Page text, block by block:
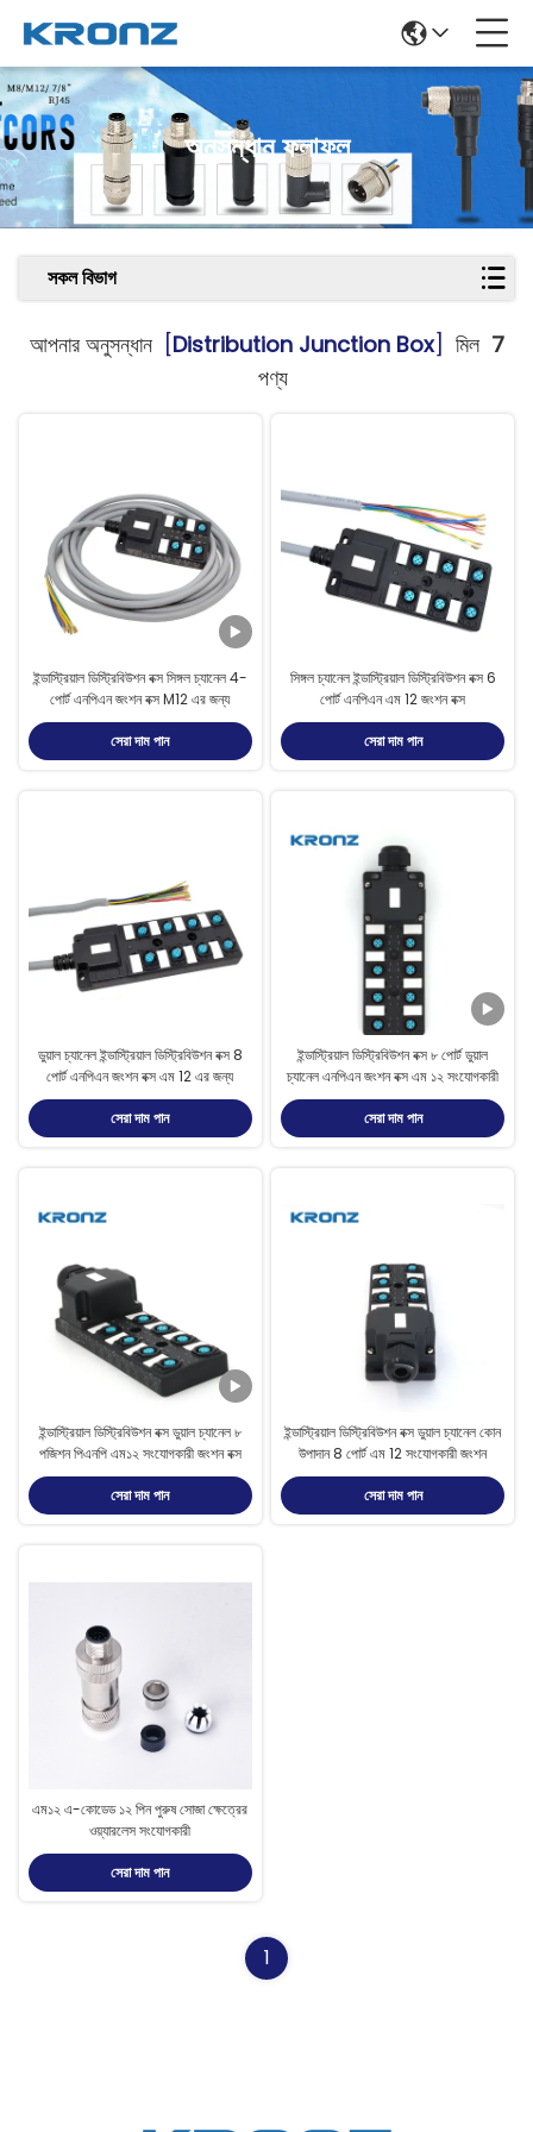
অনুসন্ধান ফলাফল
সকল বিভাগ
আপনার অনুসন্ধান [Distribution Junction Box] মিল 7
পণ্য
ইন্ডাস্ট্রিয়াল ডিস্ট্রিবিউশন বক্স সিঙ্গল চ্যানেল 4-
পোর্ট এনপিএন জংশন বক্স M12 এর জন্য
সেরা দাম পান
সিঙ্গল চ্যানেল ইন্ডাস্ট্রিয়াল ডিস্ট্রিবিউশন বক্স 6
পোর্ট এনপিএন এম 12 জংশন বক্স
সেরা দাম পান
ডুয়াল চ্যানেল ইন্ডাস্ট্রিয়াল ডিস্ট্রিবিউশন বক্স 8
পোর্ট এনপিএন জংশন বক্স এম 12 এর জন্য
সেরা দাম পান
ইন্ডাস্ট্রিয়াল ডিস্ট্রিবিউশন বক্স ৮ পোর্ট ডুয়াল
চ্যানেল এনপিএন জংশন বক্স এম ১২ সংযোগকারী
সেরা দাম পান
ইন্ডাস্ট্রিয়াল ডিস্ট্রিবিউশন বক্স ডুয়াল চ্যানেল ৮
পজিশন পিএনপি এম১২ সংযোগকারী জংশন বক্স
সেরা দাম পান
ইন্ডাস্ট্রিয়াল ডিস্ট্রিবিউশন বক্স ডুয়াল চ্যানেল কোন
উপাদান 8 পোর্ট এম 12 সংযোগকারী জংশন
সেরা দাম পান
এম১২ এ-কোডেড ১২ পিন পুরুষ সোজা ক্ষেত্রের
ওয়্যারলেস সংযোগকারী
সেরা দাম পান
1